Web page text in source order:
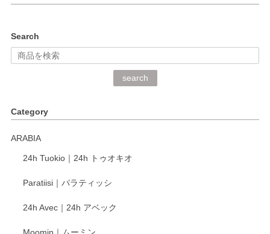
深さや大きさがとてもちょうど良く、手に馴染み、洗いやす
く、他の柄も何枚かこちらで買い、毎食時に使用していま
く交換して下さいました。
がとうございます。 同じシリーズの器を揃えて
います。 温かいお言葉をいただき、ありがとう
いたします。
Search
search
Category
ARABIA
24h Tuokio｜24h トゥオキオ
Paratiisi｜パラティッシ
24h Avec｜24h アベック
Moomin｜ムーミン